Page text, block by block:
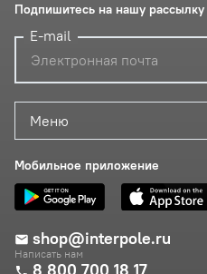
Меню
Мобильное приложение
shop@interpole.ru
Написать нам
Подпишитесь на нашу рассылку
E-mail